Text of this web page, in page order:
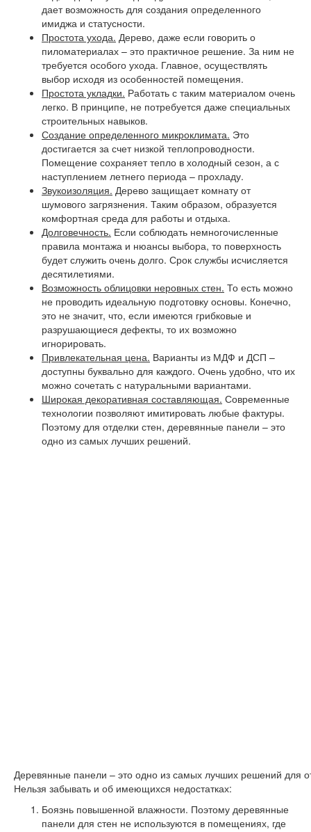
дает возможность для создания определенного
имиджа и статусности.
Простота ухода. Дерево, даже если говорить о
пиломатериалах – это практичное решение. За ним не
требуется особого ухода. Главное, осуществлять
выбор исходя из особенностей помещения.
Простота укладки. Работать с таким материалом очень
легко. В принципе, не потребуется даже специальных
строительных навыков.
Создание определенного микроклимата. Это
достигается за счет низкой теплопроводности.
Помещение сохраняет тепло в холодный сезон, а с
наступлением летнего периода – прохладу.
Звукоизоляция. Дерево защищает комнату от
шумового загрязнения. Таким образом, образуется
комфортная среда для работы и отдыха.
Долговечность. Если соблюдать немногочисленные
правила монтажа и нюансы выбора, то поверхность
будет служить очень долго. Срок службы исчисляется
десятилетиями.
Возможность облицовки неровных стен. То есть можно
не проводить идеальную подготовку основы. Конечно,
это не значит, что, если имеются грибковые и
разрушающиеся дефекты, то их возможно
игнорировать.
Привлекательная цена. Варианты из МДФ и ДСП –
доступны буквально для каждого. Очень удобно, что их
можно сочетать с натуральными вариантами.
Широкая декоративная составляющая. Современные
технологии позволяют имитировать любые фактуры.
Поэтому для отделки стен, деревянные панели – это
одно из самых лучших решений.
Деревянные панели – это одно из самых лучших решений для
Нельзя забывать и об имеющихся недостатках:
Боязнь повышенной влажности. Поэтому деревянные
панели для стен не используются в помещениях, где